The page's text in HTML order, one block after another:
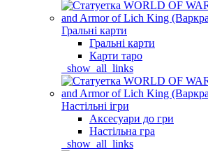
Гральні карти
Гральні карти
Карти таро
_show_all_links
Настільні ігри
Аксесуари до гри
Настільна гра
_show_all_links